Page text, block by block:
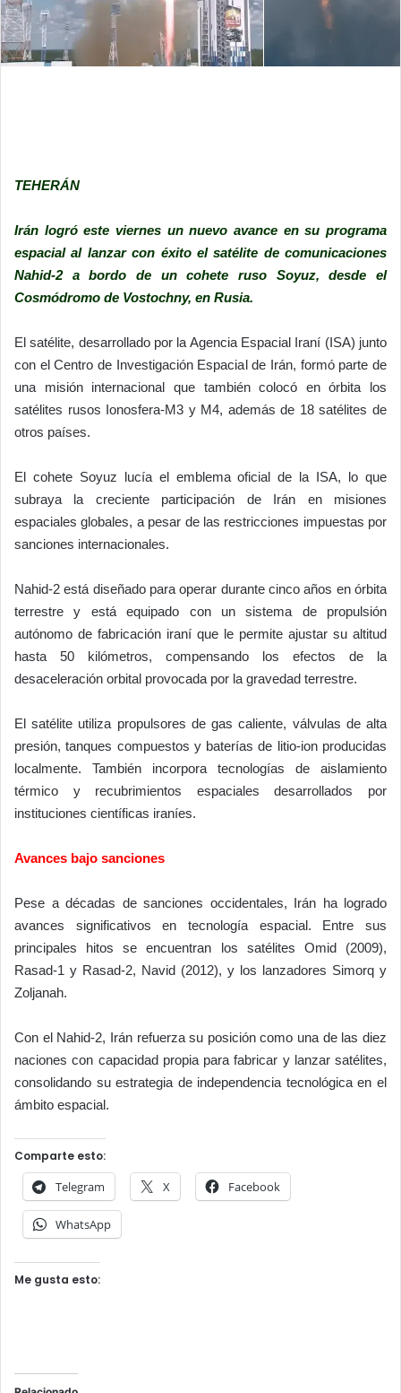
TEHERÁN
Irán logró este viernes un nuevo avance en su programa
espacial al lanzar con éxito el satélite de comunicaciones
Nahid-2 a bordo de un cohete ruso Soyuz, desde el
Cosmódromo de Vostochny, en Rusia.
El satélite, desarrollado por la Agencia Espacial Iraní (ISA) junto
con el Centro de Investigación Espacial de Irán, formó parte de
una misión internacional que también colocó en órbita los
satélites rusos Ionosfera-M3 y M4, además de 18 satélites de
otros países.
El cohete Soyuz lucía el emblema oficial de la ISA, lo que
subraya la creciente participación de Irán en misiones
espaciales globales, a pesar de las restricciones impuestas por
sanciones internacionales.
Nahid-2 está diseñado para operar durante cinco años en órbita
terrestre y está equipado con un sistema de propulsión
autónomo de fabricación iraní que le permite ajustar su altitud
hasta 50 kilómetros, compensando los efectos de la
desaceleración orbital provocada por la gravedad terrestre.
El satélite utiliza propulsores de gas caliente, válvulas de alta
presión, tanques compuestos y baterías de litio-ion producidas
localmente. También incorpora tecnologías de aislamiento
térmico y recubrimientos espaciales desarrollados por
instituciones científicas iraníes.
Avances bajo sanciones
Pese a décadas de sanciones occidentales, Irán ha logrado
avances significativos en tecnología espacial. Entre sus
principales hitos se encuentran los satélites Omid (2009),
Rasad-1 y Rasad-2, Navid (2012), y los lanzadores Simorq y
Zoljanah.
Con el Nahid-2, Irán refuerza su posición como una de las diez
naciones con capacidad propia para fabricar y lanzar satélites,
consolidando su estrategia de independencia tecnológica en el
ámbito espacial.
Comparte esto:
Telegram X Facebook
WhatsApp
Me gusta esto: